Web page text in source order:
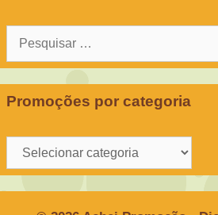
Pesquisar
Promoções por categoria
Promoções
por